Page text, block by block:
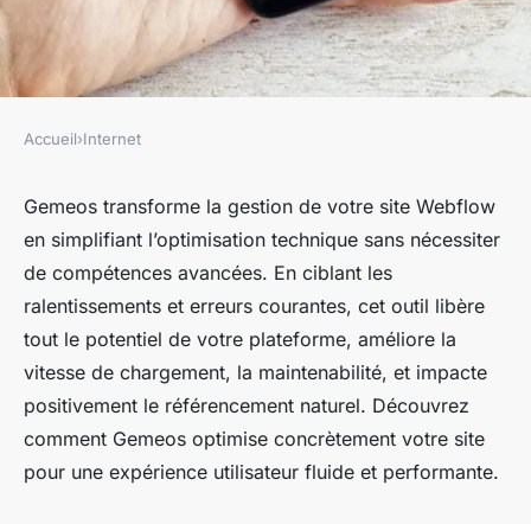
Optimisez votre site webflow
avec gemeos : guide essentiel
fernand•17 octobre 2025•8 min de lecture
Accueil›Internet
Gemeos transforme la gestion de votre site Webflow
en simplifiant l’optimisation technique sans nécessiter
de compétences avancées. En ciblant les
ralentissements et erreurs courantes, cet outil libère
tout le potentiel de votre plateforme, améliore la
vitesse de chargement, la maintenabilité, et impacte
positivement le référencement naturel. Découvrez
comment Gemeos optimise concrètement votre site
pour une expérience utilisateur fluide et performante.